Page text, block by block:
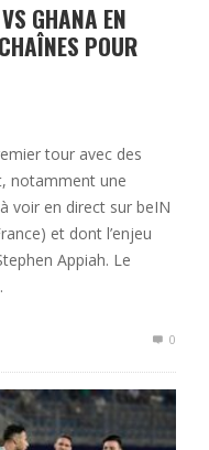
GHANA EN
POUR
tour avec des
notamment une
voir en direct sur beIN
et dont l’enjeu
Appiah. Le
0